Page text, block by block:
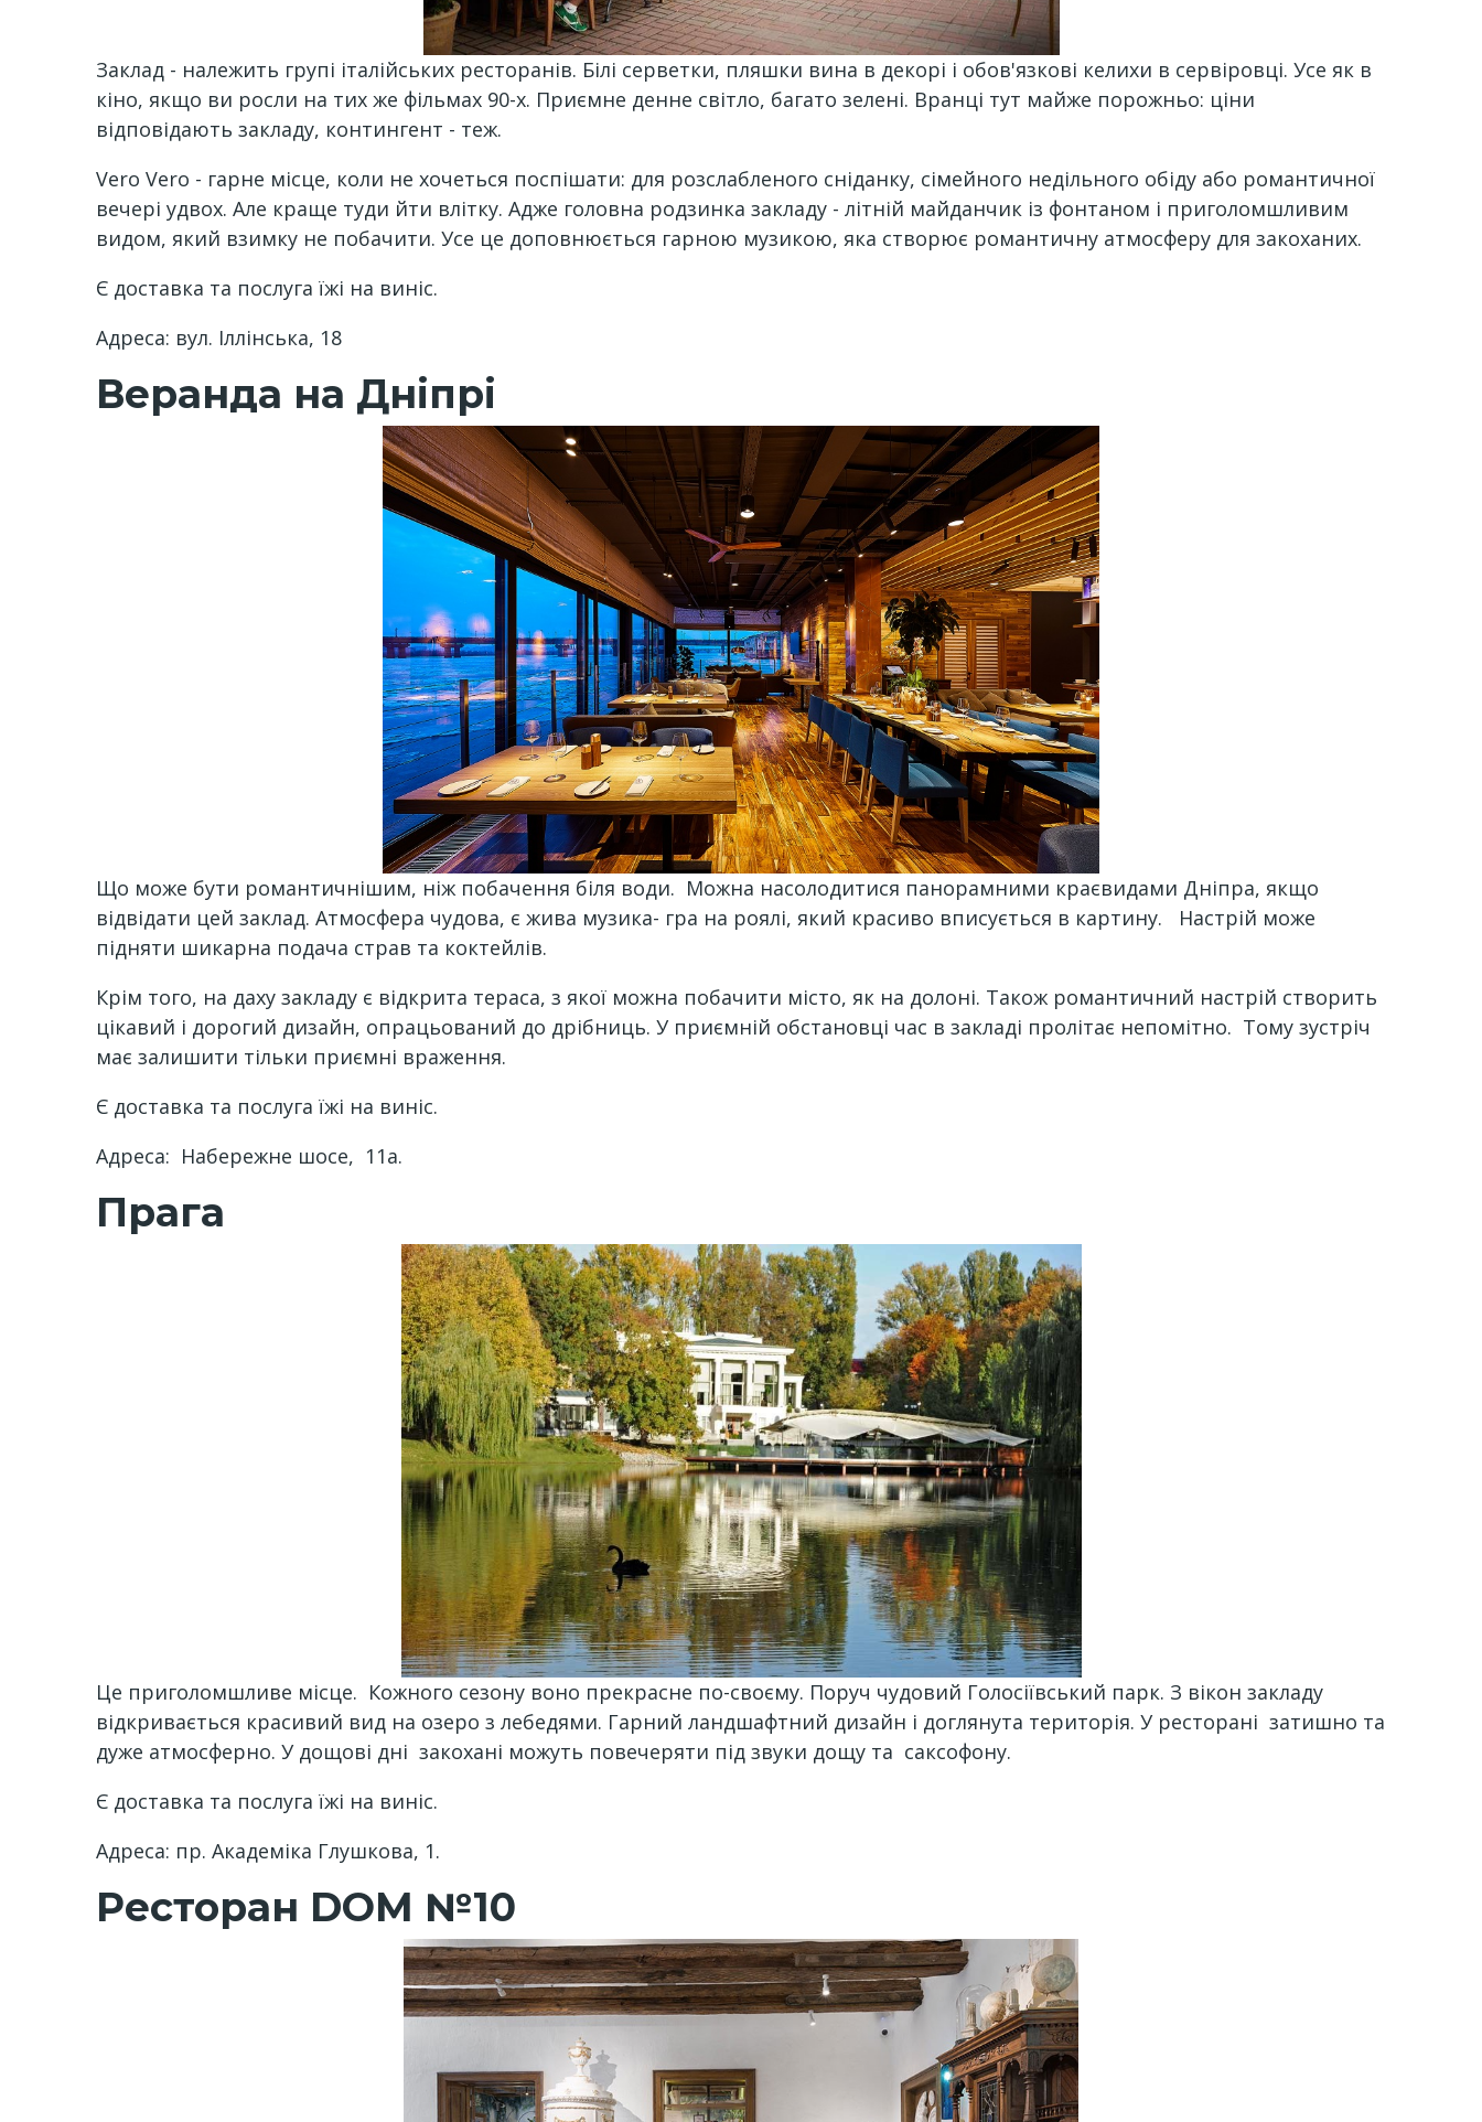
Заклад - належить групі італійських ресторанів. Білі серветки, пляшки вина в декорі і обов'язкові келихи в сервіровці. Усе як в
кіно, якщо ви росли на тих же фільмах 90-х. Приємне денне світло, багато зелені. Вранці тут майже порожньо: ціни
відповідають закладу, контингент - теж.
Vero Vero - гарне місце, коли не хочеться поспішати: для розслабленого сніданку, сімейного недільного обіду або романтичної
вечері удвох. Але краще туди йти влітку. Адже головна родзинка закладу - літній майданчик із фонтаном і приголомшливим
видом, який взимку не побачити. Усе це доповнюється гарною музикою, яка створює романтичну атмосферу для закоханих.
Є доставка та послуга їжі на виніс.
Адреса: вул. Іллінська, 18
Веранда на Дніпрі
Що може бути романтичнішим, ніж побачення біля води. Можна насолодитися панорамними краєвидами Дніпра, якщо
відвідати цей заклад. Атмосфера чудова, є жива музика- гра на роялі, який красиво вписується в картину. Настрій може
підняти шикарна подача страв та коктейлів.
Крім того, на даху закладу є відкрита тераса, з якої можна побачити місто, як на долоні. Також романтичний настрій створить
цікавий і дорогий дизайн, опрацьований до дрібниць. У приємній обстановці час в закладі пролітає непомітно. Тому зустріч
має залишити тільки приємні враження.
Є доставка та послуга їжі на виніс.
Адреса: Набережне шосе, 11а.
Прага
Це приголомшливе місце. Кожного сезону воно прекрасне по-своєму. Поруч чудовий Голосіївський парк. З вікон закладу
відкривається красивий вид на озеро з лебедями. Гарний ландшафтний дизайн і доглянута територія. У ресторані затишно та
дуже атмосферно. У дощові дні закохані можуть повечеряти під звуки дощу та саксофону.
Є доставка та послуга їжі на виніс.
Адреса: пр. Академіка Глушкова, 1.
Ресторан DOM №10